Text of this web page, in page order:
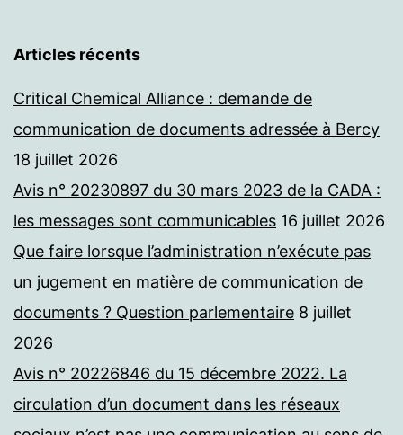
Articles récents
Critical Chemical Alliance : demande de
communication de documents adressée à Bercy
18 juillet 2026
Avis n° 20230897 du 30 mars 2023 de la CADA :
les messages sont communicables 16 juillet 2026
Que faire lorsque l’administration n’exécute pas
un jugement en matière de communication de
documents ? Question parlementaire 8 juillet
2026
Avis n° 20226846 du 15 décembre 2022. La
circulation d’un document dans les réseaux